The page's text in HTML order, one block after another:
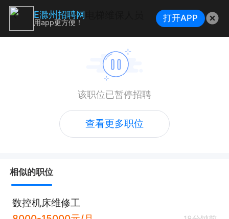
该职位已暂停招聘
查看更多职位
相似的职位
数控机床维修工
E滁州招聘网
用app更方便！ 打开APP